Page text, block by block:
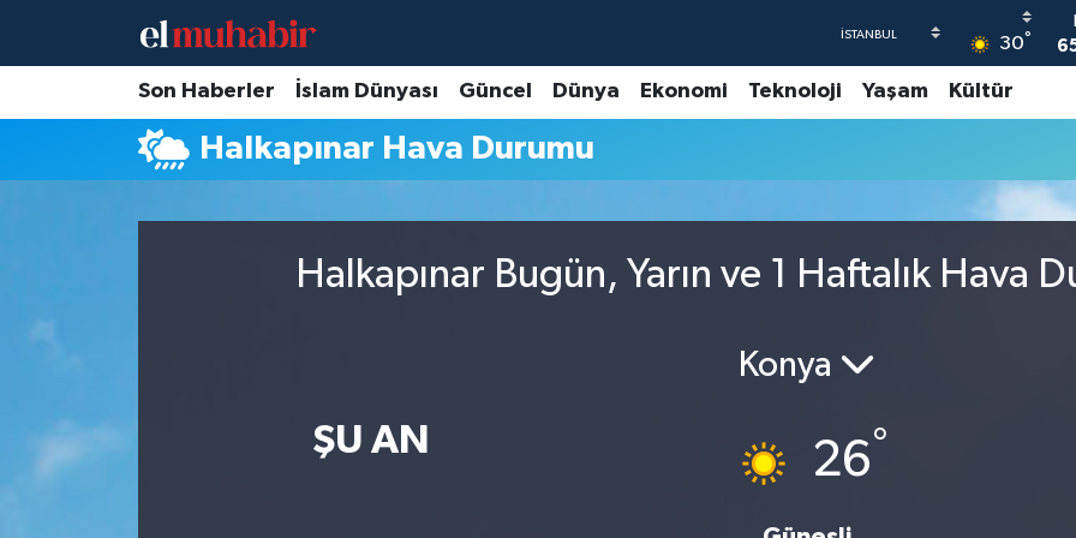
30°
Son Haberler İslam Dünyası Güncel Dünya Ekonomi Teknoloji Yaşam Kültür
Halkapınar Hava Durumu
Halkapınar Bugün, Yarın ve 1 Haftalık Hava
ŞU AN
Konya
26°
Hava Durumu
Trafik Durumu